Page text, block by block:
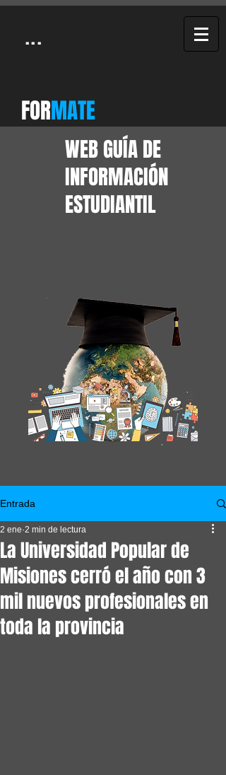
...
FORMATE
WEB GUÍA DE
INFORMACIÓN
ESTUDIANTIL
Entrada
La Universidad Popular de
Misiones cerró el año con 3
mil nuevos profesionales en
toda la provincia
2 ene 2 min de lectura